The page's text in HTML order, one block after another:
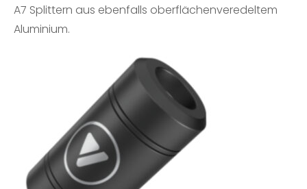
A7 Splittern aus ebenfalls oberflächenveredeltem
Aluminium.